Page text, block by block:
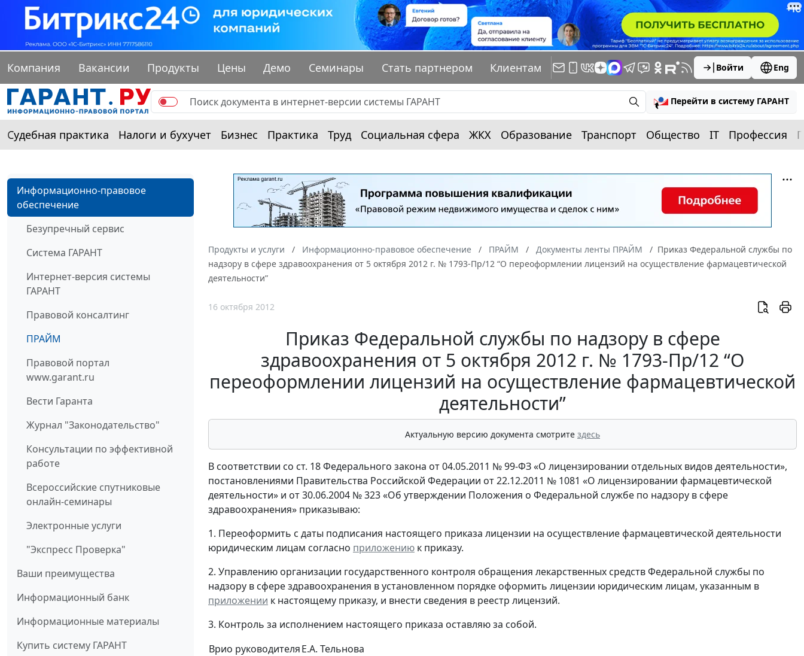
Компания Вакансии Продукты Цены Демо Семинары Стать партнером Клиентам Войти Eng
Перейти в систему ГАРАНТ
Судебная практика Налоги и бухучет Бизнес Практика Труд Социальная сфера ЖКХ Образование Транспорт Общество IT Профессия
Информационно-правовое
обеспечение
Безупречный сервис
Система ГАРАНТ
Интернет-версия системы
ГАРАНТ
Правовой консалтинг
ПРАЙМ
Правовой портал
www.garant.ru
Вести Гаранта
Журнал "Законодательство"
Консультации по эффективной
работе
Всероссийские спутниковые
онлайн-семинары
Электронные услуги
"Экспресс Проверка"
Ваши преимущества
Информационный банк
Информационные материалы
Купить систему ГАРАНТ
Продукты и услуги Информационно-правовое обеспечение ПРАЙМ Документы ленты ПРАЙМ
Приказ Федеральной службы по
надзору в сфере здравоохранения от 5 октября 2012 г. № 1793-Пр/12 “О переоформлении лицензий на осуществление фармацевтической
деятельности”
16 октября 2012
Приказ Федеральной службы по надзору в сфере
здравоохранения от 5 октября 2012 г. № 1793-Пр/12 “О
переоформлении лицензий на осуществление фармацевтической
деятельности”
Актуальную версию документа смотрите здесь
В соответствии со ст. 18 Федерального закона от 04.05.2011 № 99-ФЗ «О лицензировании отдельных видов деятельности»,
постановлениями Правительства Российской Федерации от 22.12.2011 № 1081 «О лицензировании фармацевтической
деятельности» и от 30.06.2004 № 323 «Об утверждении Положения о Федеральной службе по надзору в сфере
здравоохранения» приказываю:
1. Переоформить с даты подписания настоящего приказа лицензии на осуществление фармацевтической деятельности
юридическим лицам согласно приложению к приказу.
2. Управлению организации государственного контроля обращения лекарственных средств Федеральной службы по
надзору в сфере здравоохранения в установленном порядке оформить лицензии юридическим лицам, указанным в
приложении к настоящему приказу, и внести сведения в реестр лицензий.
3. Контроль за исполнением настоящего приказа оставляю за собой.
Врио руководителяЕ.А. Тельнова